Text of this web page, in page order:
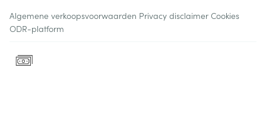
Algemene verkoopsvoorwaarden Privacy disclaimer Cookies
ODR-platform